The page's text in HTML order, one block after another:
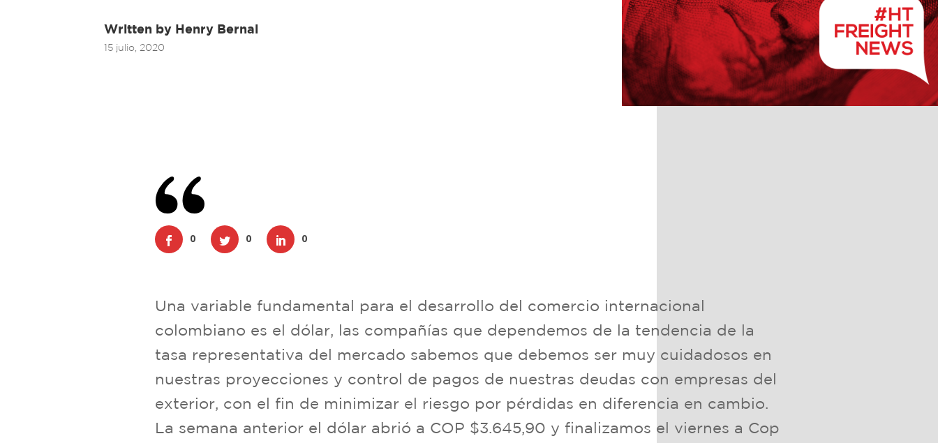
Written by Henry Bernal
15 julio, 2020
0 0 0
Una variable fundamental para el desarrollo del comercio internacional
colombiano es el dólar, las compañías que dependemos de la tendencia de la
tasa representativa del mercado sabemos que debemos ser muy cuidadosos en
nuestras proyecciones y control de pagos de nuestras deudas con empresas del
exterior, con el fin de minimizar el riesgo por pérdidas en diferencia en cambio.
La semana anterior el dólar abrió a COP $3.645,90 y finalizamos el viernes a Cop